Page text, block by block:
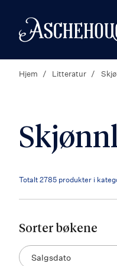
Hjem Litteratur
Totalt 2785 produkter i
Sorter bøkene